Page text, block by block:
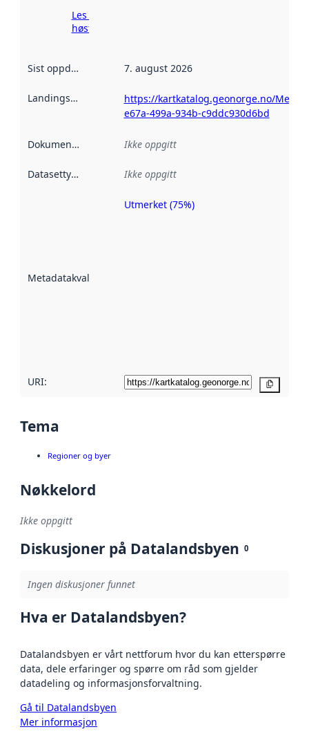
Les mer om
høsting her
Sist oppdatert 7. august 2026
Landingsside
https://kartkatalog.geonorge.no/
e67a-499a-934b-c9ddc930d6bd
Dokumentasjon Ikke oppgitt
Datasettype Ikke oppgitt
Metadatakvalitet
Metadatakvalitet
Utmerket (75%)
URI:
Tema
Regioner og byer
Nøkkelord
Ikke oppgitt
Diskusjoner på Datalandsbyen 0
Ingen diskusjoner funnet
Hva er Datalandsbyen?
Datalandsbyen er vårt nettforum hvor du kan etterspørre
data, dele erfaringer og spørre om råd som gjelder
datadeling og informasjonsforvaltning.
Gå til Datalandsbyen
Mer informasjon